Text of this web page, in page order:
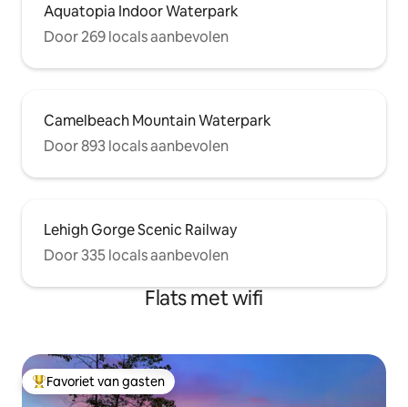
Aquatopia Indoor Waterpark
Door 269 locals aanbevolen
Camelbeach Mountain Waterpark
Door 893 locals aanbevolen
Lehigh Gorge Scenic Railway
Door 335 locals aanbevolen
Flats met wifi
Topfavoriet van gasten
Favoriet van gasten